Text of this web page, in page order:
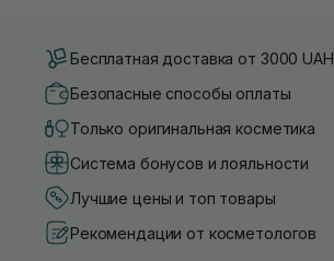
Бесплатная доставка от 3000 UAH
Безопасные способы оплаты
Только оригинальная косметика
Система бонусов и лояльности
Лучшие цены и топ товары
Рекомендации от косметологов